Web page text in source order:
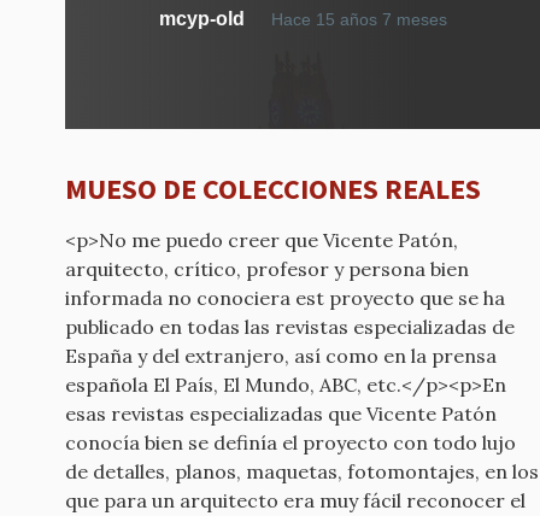
mcyp-old Hace 15 años 7 meses
MUESO DE COLECCIONES REALES
<p>No me puedo creer que Vicente Patón,
arquitecto, crítico, profesor y persona bien
informada no conociera est proyecto que se ha
publicado en todas las revistas especializadas de
España y del extranjero, así como en la prensa
española El País, El Mundo, ABC, etc.</p><p>En
esas revistas especializadas que Vicente Patón
conocía bien se definía el proyecto con todo lujo
de detalles, planos, maquetas, fotomontajes, en los
que para un arquitecto era muy fácil reconocer el